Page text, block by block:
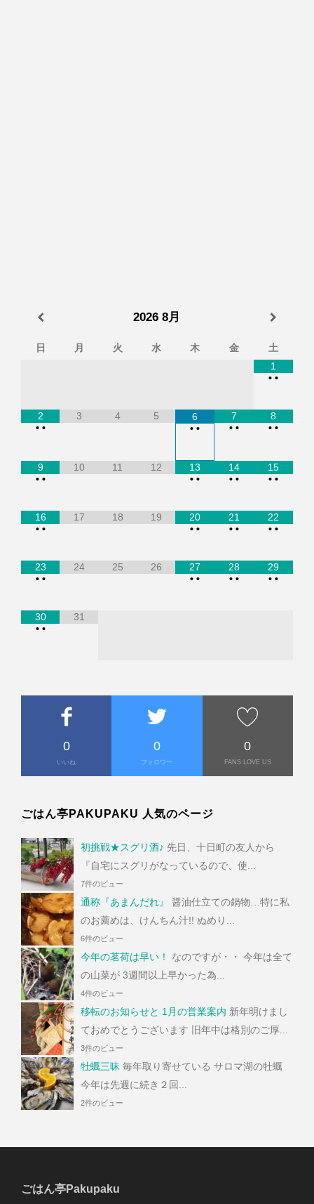
2026 8月
日 月 火 水 木 金
土
1
• •
2
• •
3 4 5
6
• •
7
• •
8
• •
9
• •
10 11 12
13
• •
14
• •
15
• •
16
• •
17 18 19
20
• •
21
• •
22
• •
23
• •
24 25 26
27
• •
28
• •
29
• •
30
• •
31
0
いいね
0
フォロワー
0
FANS LOVE US
ごはん亭PAKUPAKU 人気のページ
初挑戦★スグリ酒♪ 先日、十日町の友人から
『自宅にスグリがなっているので、使...
7件のビュー
通称『あまんだれ』
醤油仕立ての鍋物…特に私
のお薦めは、けんちん汁!! ぬめり...
6件のビュー
今年の茗荷は早い！
なのですが・・ 今年は全て
の山菜が 3週間以上早かった為...
4件のビュー
移転のお知らせと 1月の営業案内 新年明けまし
ておめでとうございます 旧年中は格別のご厚...
3件のビュー
牡蠣三昧 毎年取り寄せている サロマ湖の牡蠣
今年は先週に続き２回...
2件のビュー
ごはん亭Pakupaku